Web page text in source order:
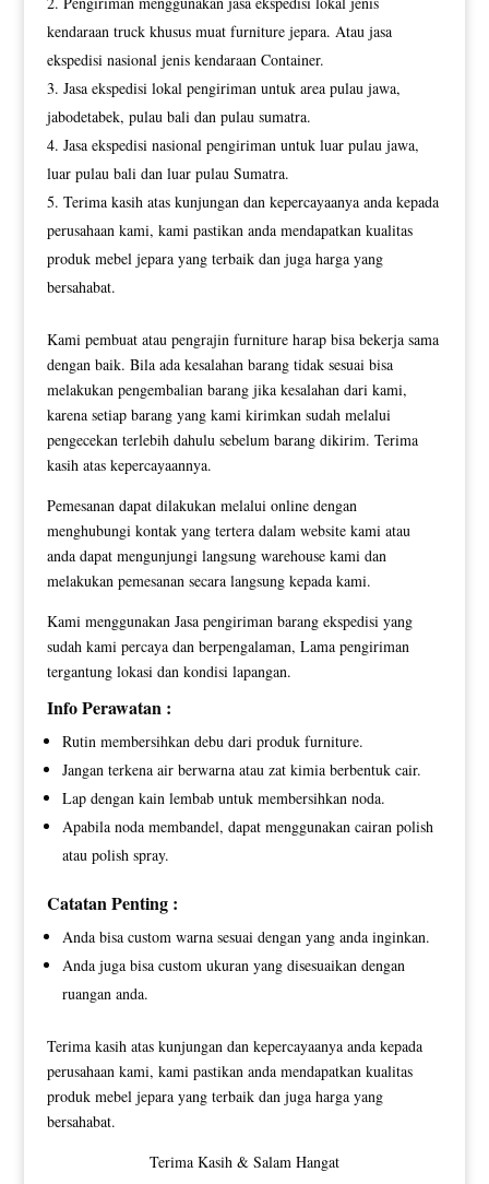
kendaraan truck khusus muat furniture jepara. Atau jasa
ekspedisi nasional jenis kendaraan Container.
Jasa ekspedisi lokal pengiriman untuk area pulau jawa,
jabodetabek, pulau bali dan pulau sumatra.
Jasa ekspedisi nasional pengiriman untuk luar pulau jawa,
luar pulau bali dan luar pulau Sumatra.
Terima kasih atas kunjungan dan kepercayaanya anda kepada
perusahaan kami, kami pastikan anda mendapatkan kualitas
produk mebel jepara yang terbaik dan juga harga yang
bersahabat.
Kami pembuat atau pengrajin furniture harap bisa bekerja sama
dengan baik. Bila ada kesalahan barang tidak sesuai bisa
melakukan pengembalian barang jika kesalahan dari kami,
karena setiap barang yang kami kirimkan sudah melalui
pengecekan terlebih dahulu sebelum barang dikirim. Terima
kasih atas kepercayaannya.
Pemesanan dapat dilakukan melalui online dengan
menghubungi kontak yang tertera dalam website kami atau
anda dapat mengunjungi langsung warehouse kami dan
melakukan pemesanan secara langsung kepada kami.
Kami menggunakan Jasa pengiriman barang ekspedisi yang
sudah kami percaya dan berpengalaman, Lama pengiriman
tergantung lokasi dan kondisi lapangan.
Info Perawatan :
Rutin membersihkan debu dari produk furniture.
Jangan terkena air berwarna atau zat kimia berbentuk cair.
Lap dengan kain lembab untuk membersihkan noda.
Apabila noda membandel, dapat menggunakan cairan polish
atau polish spray.
Catatan Penting :
Anda bisa custom warna sesuai dengan yang anda inginkan.
Anda juga bisa custom ukuran yang disesuaikan dengan
ruangan anda.
Terima kasih atas kunjungan dan kepercayaanya anda kepada
perusahaan kami, kami pastikan anda mendapatkan kualitas
produk mebel jepara yang terbaik dan juga harga yang
bersahabat.
Terima Kasih & Salam Hangat